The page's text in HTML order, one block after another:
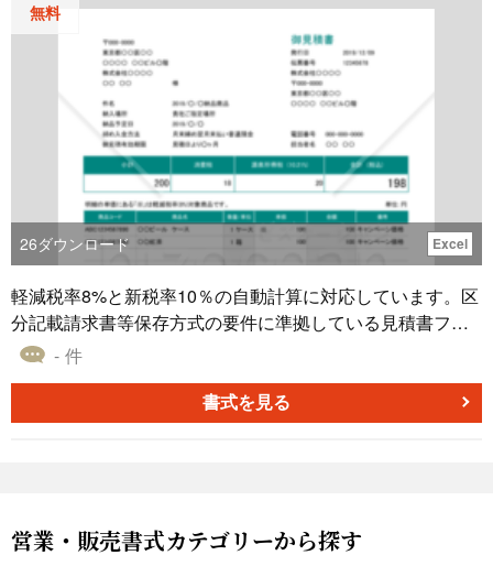
無料
26ダウンロード Excel
軽減税率8%と新税率10％の自動計算に対応しています。区
分記載請求書等保存方式の要件に準拠している見積書フォ
ーマットなので、税率毎に合計した金額が算出できるよう
- 件
書式を見る
営業・販売書式カテゴリーから探す